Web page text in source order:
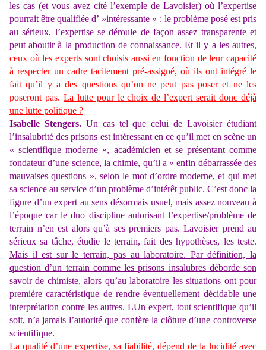
les cas (et vous avez cité l’exemple de Lavoisier) où l’expertise
pourrait être qualifiée d’ »intéressante » : le problème posé est pris
au sérieux, l’expertise se déroule de façon assez transparente et
peut aboutir à la production de connaissance. Et il y a les autres,
ceux où les experts sont choisis aussi en fonction de leur capacité
à respecter un cadre tacitement pré-assigné, où ils ont intégré le
fait qu’il y a des questions qu’on ne peut pas poser et ne les
poseront pas. La lutte pour le choix de l’expert serait donc déjà
une lutte politique ?
Isabelle Stengers.Un cas tel que celui de Lavoisier étudiant
l’insalubrité des prisons est intéressant en ce qu’il met en scène un
« scientifique moderne », académicien et se présentant comme
fondateur d’une science, la chimie, qu’il a « enfin débarrassée des
mauvaises questions », selon le mot d’ordre moderne, et qui met
sa science au service d’un problème d’intérêt public. C’est donc la
figure d’un expert au sens désormais usuel, mais assez nouveau à
l’époque car le duo discipline autorisant l’expertise/problème de
terrain n’en est alors qu’à ses premiers pas. Lavoisier prend au
sérieux sa tâche, étudie le terrain, fait des hypothèses, les teste.
Mais il est sur le terrain, pas au laboratoire. Par définition, la
question d’un terrain comme les prisons insalubres déborde son
savoir de chimiste, alors qu’au laboratoire les situations ont pour
première caractéristique de rendre éventuellement décidable une
interprétation contre les autres. LUn expert, tout scientifique qu’il
soit, n’a jamais l’autorité que confère la clôture d’une controverse
scientifique.
La qualité d’une expertise, sa fiabilité, dépend de la lucidité avec